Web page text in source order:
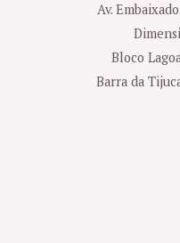
Av.
Bloco
Barra da